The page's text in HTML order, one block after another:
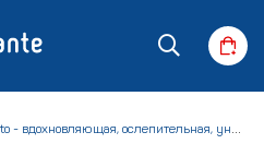
ослепительная, уникальная.